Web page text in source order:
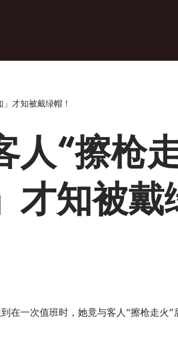
才知被戴绿帽！
人“擦枪
才知被戴
在一次值班时，她竟与客人“擦枪走火